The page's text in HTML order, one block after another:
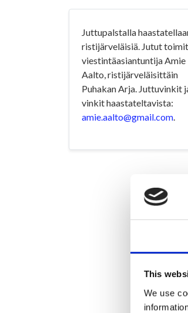
This
We use
Juttupalstalla
ristijärveläisiä. Jutut
viestintäasiantuntija Amie
Aalto, ristijärveläisittäin
Puhakan Arja. Juttuvinkit
vinkit haastateltavista:
amie.aalto@gmail.com.